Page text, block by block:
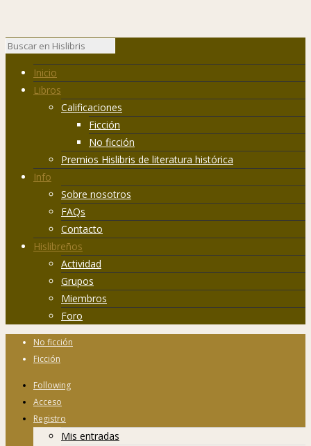
Inicio
Libros
Calificaciones
Ficción
No ficción
Premios Hislibris de literatura histórica
Info
Sobre nosotros
FAQs
Contacto
Hislibreños
Actividad
Grupos
Miembros
Foro
No ficción
Ficción
Following
Acceso
Registro
Mis entradas